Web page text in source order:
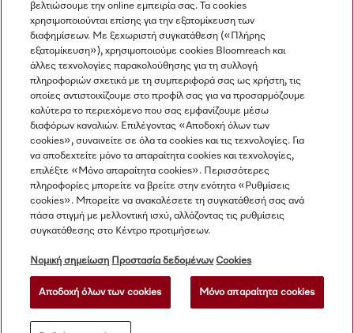
Πλοήγηση
Υπηρεσιες
© Miele & Cie. KG.
βελτιώσουμε την online εμπειρία σας. Τα cookies
χρησιμοποιούνται επίσης για την εξατομίκευση των
διαφημίσεων. Με ξεχωριστή συγκατάθεση («Πλήρης
εξατομίκευση»), χρησιμοποιούμε cookies Bloomreach και
άλλες τεχνολογίες παρακολούθησης για τη συλλογή
πληροφοριών σχετικά με τη συμπεριφορά σας ως χρήστη, τις
οποίες αντιστοιχίζουμε στο προφίλ σας για να προσαρμόζουμε
καλύτερα το περιεχόμενο που σας εμφανίζουμε μέσω
διαφόρων καναλιών. Επιλέγοντας «Αποδοχή όλων των
cookies», συναινείτε σε όλα τα cookies και τις τεχνολογίες. Για
να αποδεχτείτε μόνο τα απαραίτητα cookies και τεχνολογίες,
επιλέξτε «Μόνο απαραίτητα cookies». Περισσότερες
πληροφορίες μπορείτε να βρείτε στην ενότητα «Ρυθμίσεις
cookies». Μπορείτε να ανακαλέσετε τη συγκατάθεσή σας ανά
πάσα στιγμή με μελλοντική ισχύ, αλλάζοντας τις ρυθμίσεις
συγκατάθεσης στο Κέντρο προτιμήσεων.
Νομική σημείωση Προστασία δεδομένων Cookies
Αποδοχή όλων των cookies Μόνο απαραίτητα cookies